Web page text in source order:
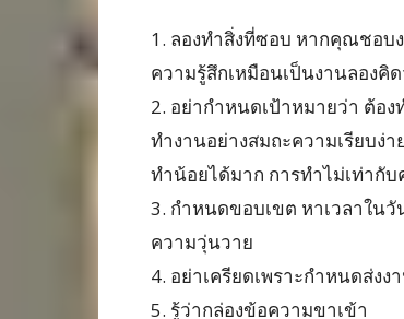
1. ลองทำสิ่งที่ซอบ หากคุณชอบ
ความรู้สึกเหมือนเป็นงานลองคิ
2. อย่ากำหนดเป้าหมายว่า ต้อง
ทำงานอย่างสมถะความเรียบง่
ทำน้อยได้มาก การทำไม่เท่ากับ
3. กำหนดขอบเขต หาเวลาใน
ความวุ่นวาย
4. อย่าเครียดเพราะกำหนดส่ง
5. รู้ว่ากล่องข้อความขาเข้า